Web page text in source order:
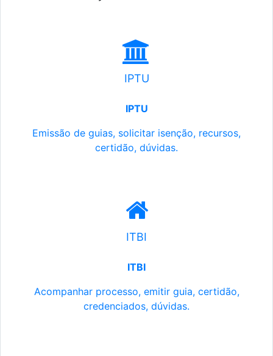
IPTU
IPTU
Emissão de guias, solicitar isenção, recursos,
certidão, dúvidas.
ITBI
ITBI
Acompanhar processo, emitir guia, certidão,
credenciados, dúvidas.